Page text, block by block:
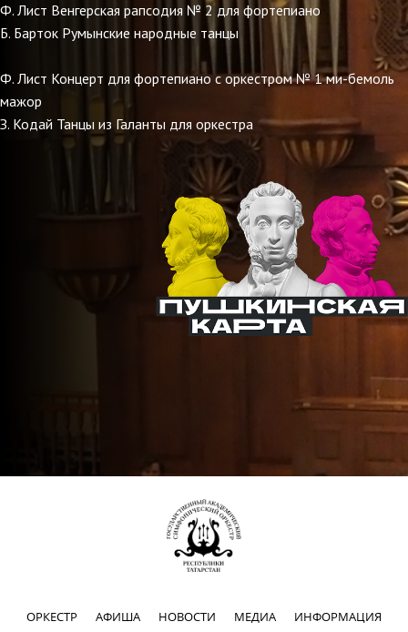
Ф. Лист Венгерская рапсодия № 2 для фортепиано
Б. Барток Румынские народные танцы
Ф. Лист Концерт для фортепиано с оркестром № 1 ми-бемоль
мажор
З. Кодай Танцы из Галанты для оркестра
ОРКЕСТР АФИША НОВОСТИ МЕДИА ИНФОРМАЦИЯ